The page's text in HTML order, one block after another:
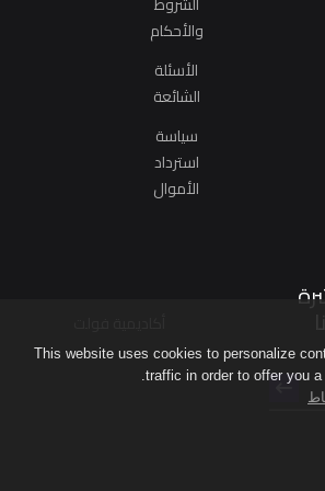
This website uses cookies to personalize
traffic in order to offer you a
والأحكام
الأسئلة
الشائعة
سياسة
استرداد
الأموال